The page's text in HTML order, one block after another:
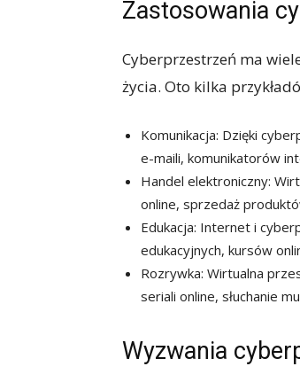
Zastosowania
Cyberprzestrzeń ma
życia. Oto kilka
Komunikacja: Dzięki
e-maili, komunikatorów
Handel elektroniczny:
online, sprzedaż
Edukacja: Internet i
edukacyjnych, kursów
Rozrywka: Wirtualna
seriali online, słuchanie
Wyzwania